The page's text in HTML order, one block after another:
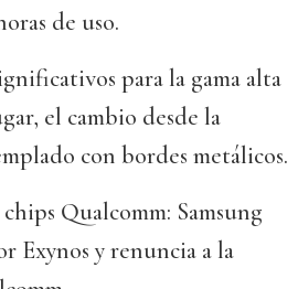
de uso.
para la gama alta
el cambio desde la
con bordes metálicos.
Qualcomm: Samsung
Exynos y renuncia a la